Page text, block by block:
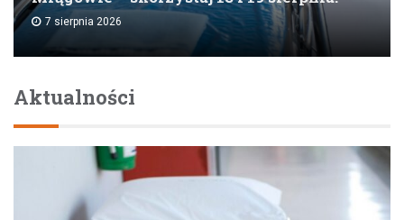
7 sierpnia 2026
Aktualności